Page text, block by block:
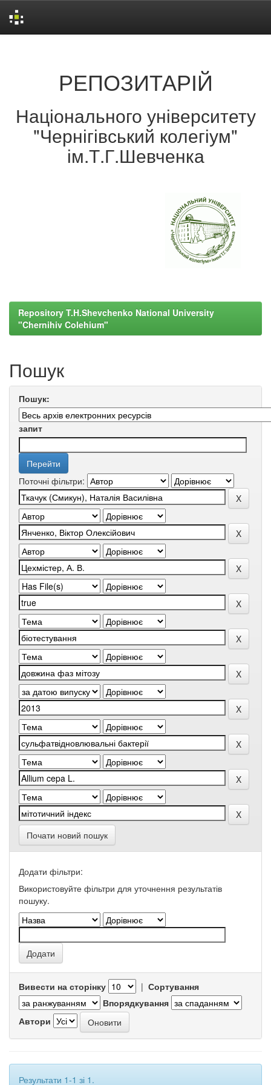
РЕПОЗИТАРІЙ
Національного університету
"Чернігівський колегіум"
ім.Т.Г.Шевченка
Repository T.H.Shevchenko National University
"Chernihiv Colehium"
Пошук
Пошук:
запит
Поточні фільтри:
Почати новий пошук
Додати фільтри:
Використовуйте фільтри для уточнення результатів
пошуку.
Вивести на сторінку | Сортування
Впорядкування
Автори
Результати 1-1 зі 1.